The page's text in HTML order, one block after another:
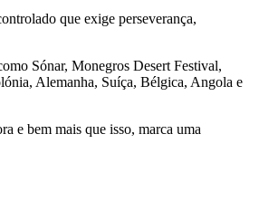
que exige perseverança,
Sónar, Monegros Desert Festival,
Alemanha, Suíça, Bélgica, Angola e
e bem mais que isso, marca uma